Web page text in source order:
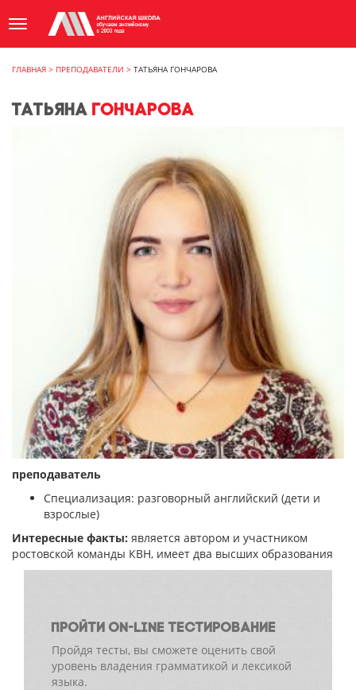
ГЛАВНАЯ > ПРЕПОДАВАТЕЛИ > ТАТЬЯНА ГОНЧАРОВА
ТАТЬЯНА ГОНЧАРОВА
преподаватель
Специализация: разговорный английский (дети и
взрослые)
Интересные факты: является автором и участником
ростовской команды КВН, имеет два высших образования
ПРОЙТИ ON-LINE ТЕСТИРОВАНИЕ
Пройдя тесты, вы сможете оценить свой
уровень владения грамматикой и лексикой
языка.